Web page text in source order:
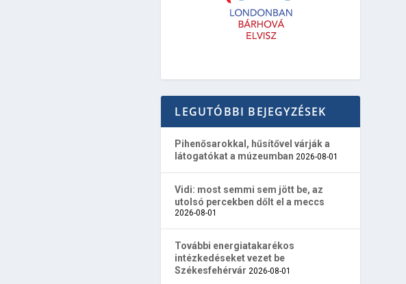
LEGUTÓBBI BEJEGYZÉSEK
Pihenősarokkal, hűsítővel várják a
látogatókat a múzeumban 2026-08-01
Vidi: most semmi sem jött be, az
utolsó percekben dőlt el a meccs
2026-08-01
További energiatakarékos
intézkedéseket vezet be
Székesfehérvár 2026-08-01